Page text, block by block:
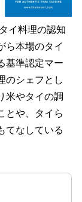
イ料理の認知
ら本場のタイ
基準認定マー
のシェフとし
米やタイの調
とや、タイら
てなしている